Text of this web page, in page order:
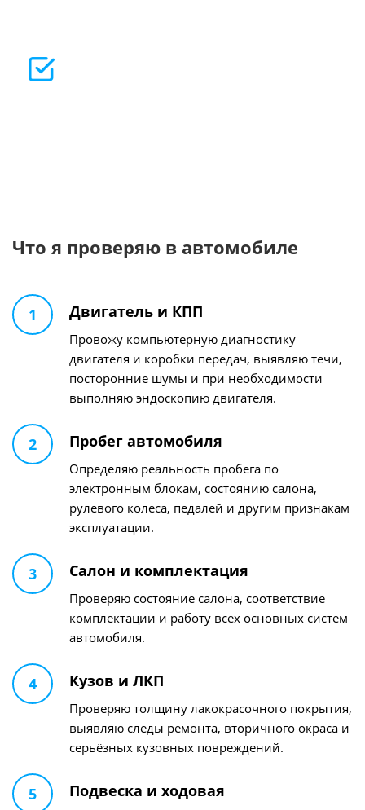
Что я проверяю в автомобиле
1 Двигатель и КПП
Провожу компьютерную диагностику
двигателя и коробки передач, выявляю течи,
посторонние шумы и при необходимости
выполняю эндоскопию двигателя.
2 Пробег автомобиля
Определяю реальность пробега по
электронным блокам, состоянию салона,
рулевого колеса, педалей и другим признакам
эксплуатации.
3 Салон и комплектация
Проверяю состояние салона, соответствие
комплектации и работу всех основных систем
автомобиля.
4 Кузов и ЛКП
Проверяю толщину лакокрасочного покрытия,
выявляю следы ремонта, вторичного окраса и
серьёзных кузовных повреждений.
5 Подвеска и ходовая